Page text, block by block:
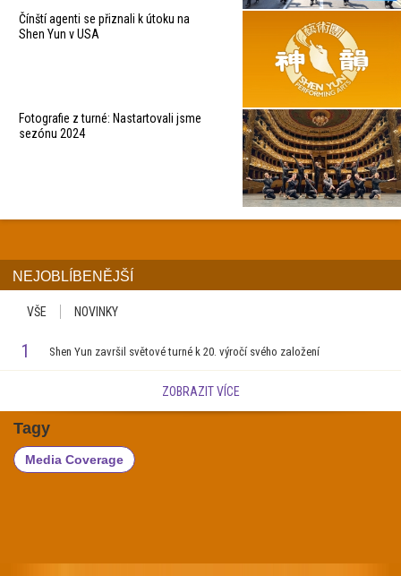
Čínští agenti se přiznali k útoku na
Shen Yun v USA
Fotografie z turné: Nastartovali jsme
sezónu 2024
NEJOBLÍBENĚJŠÍ
VŠE NOVINKY
1 Shen Yun završil světové turné k 20. výročí svého založení
ZOBRAZIT VÍCE
Tagy
Media Coverage